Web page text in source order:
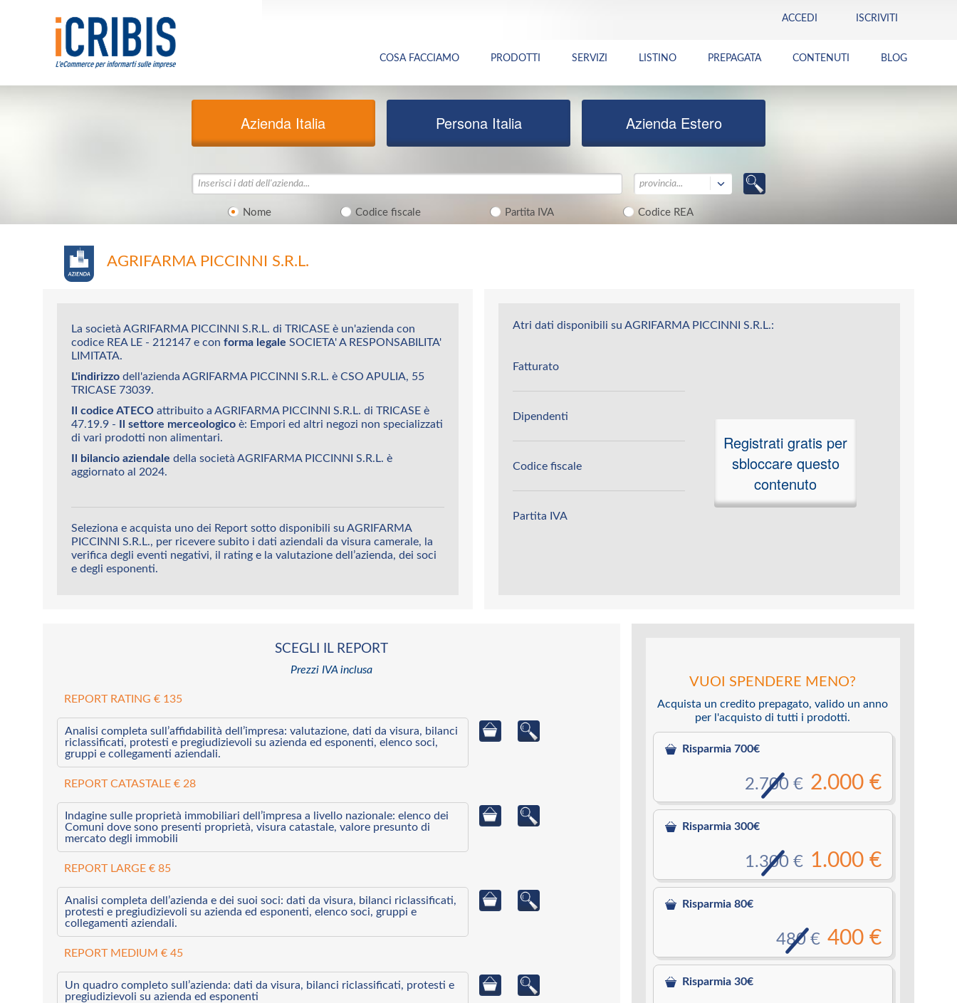
ACCEDI ISCRIVITI
COSA FACCIAMO PRODOTTI SERVIZI LISTINO PREPAGATA CONTENUTI BLOG
Azienda Italia Persona Italia Azienda Estero
Nome Codice fiscale Partita IVA Codice REA
provincia...
AGRIFARMA PICCINNI S.R.L.
La società AGRIFARMA PICCINNI S.R.L. di TRICASE è un'azienda con
codice REA LE - 212147 e con forma legale SOCIETA' A RESPONSABILITA'
LIMITATA.
L'indirizzo dell'azienda AGRIFARMA PICCINNI S.R.L. è CSO APULIA, 55
TRICASE 73039.
Il codice ATECO attribuito a AGRIFARMA PICCINNI S.R.L. di TRICASE è
47.19.9 -
Il settore merceologico è: Empori ed altri negozi non specializzati
di vari prodotti non alimentari.
Il bilancio aziendale della società AGRIFARMA PICCINNI S.R.L. è
aggiornato al 2024.
Seleziona e acquista uno dei Report sotto disponibili su AGRIFARMA
PICCINNI S.R.L., per ricevere subito i dati aziendali da visura camerale, la
verifica degli eventi negativi, il rating e la valutazione dell’azienda, dei soci
e degli esponenti.
Atri dati disponibili su AGRIFARMA PICCINNI S.R.L.:
Fatturato
Dipendenti
Codice fiscale
Partita IVA
Registrati gratis per
sbloccare questo
contenuto
SCEGLI IL REPORT
Prezzi IVA inclusa
REPORT RATING € 135
Analisi completa sull’affidabilità dell’impresa: valutazione, dati da visura, bilanci
riclassificati, protesti e pregiudizievoli su azienda ed esponenti, elenco soci,
gruppi e collegamenti aziendali.
REPORT CATASTALE € 28
Indagine sulle proprietà immobiliari dell’impresa a livello nazionale: elenco dei
Comuni dove sono presenti proprietà, visura catastale, valore presunto di
mercato degli immobili
REPORT LARGE € 85
Analisi completa dell’azienda e dei suoi soci: dati da visura, bilanci riclassificati,
protesti e pregiudizievoli su azienda ed esponenti, elenco soci, gruppi e
collegamenti aziendali.
REPORT MEDIUM € 45
Un quadro completo sull’azienda: dati da visura, bilanci riclassificati, protesti e
pregiudizievoli su azienda ed esponenti
VUOI SPENDERE MENO?
Acquista un credito prepagato, valido un anno
per l'acquisto di tutti i prodotti.
Risparmia 700€
2.000 €
2.700 €
Risparmia 300€
1.000 €
1.300 €
Risparmia 80€
400 €
480 €
Risparmia 30€